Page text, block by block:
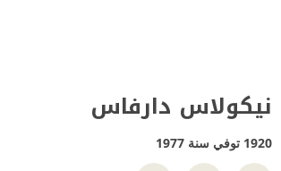
نيكولاس دارفاس
1920 توفي سنة 1977